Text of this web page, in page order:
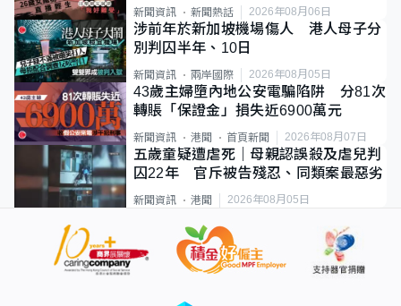
新聞資訊 新聞熱話 2026年08月06日
涉前年於新加坡機場傷人 港人母子分
別判囚半年、10日
新聞資訊 兩岸國際 2026年08月05日
43歲主婦墮內地公安電騙陷阱 分81次
轉賬「保證金」損失近6900萬元
新聞資訊 港聞 首頁新聞 2026年08月07日
五歲童疑遭虐死｜母親認誤殺及虐兒判
囚22年 官斥被告殘忍、同類案最惡劣
新聞資訊 港聞 2026年08月05日